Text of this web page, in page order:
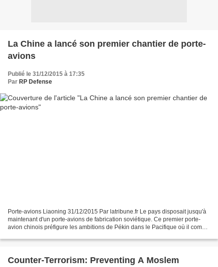
La Chine a lancé son premier chantier de porte-
avions
Publié le 31/12/2015 à 17:35
Par RP Defense
Porte-avions Liaoning 31/12/2015 Par latribune.fr Le pays disposait jusqu'à
maintenant d'un porte-avions de fabrication soviétique. Ce premier porte-
avion chinois préfigure les ambitions de Pékin dans le Pacifique où il compte
Counter-Terrorism: Preventing A Moslem